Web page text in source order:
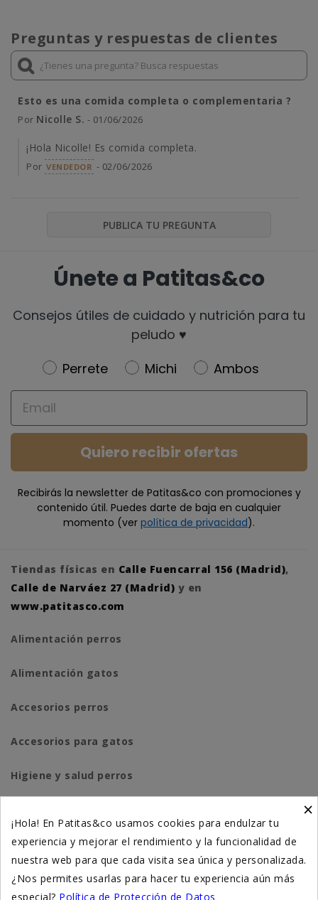
Preguntas y respuestas de clientes
Esto es una comida completa o complementaria ?
Por Nicolle S. - 01/06/2026
¡Hola Nicolle! Es comida completa.
Por VENDEDOR - 02/06/2026
PUBLICA TU PREGUNTA
Únete a Patitas&co
Consejos útiles de cuidado y nutrición para tu
peludo ♥️
Newsletter
Perrete Michi
Ambos
Email
Quiero recibir ofertas
Recibirás la newsletter de Patitas&co con promociones y
contenido útil. Puedes darte de baja en cualquier
momento (ver política de privacidad).
Tiendas físicas en Calle Fuencarral 156 (Madrid),
Calle de Narváez 27 (Madrid) y en
www.patitasco.com
Alimentación perros
Alimentación gatos
Accesorios perros
Accesorios para gatos
Higiene y salud perros
Suplementación natural
Otros
×
¡Hola! En Patitas&co usamos cookies para endulzar tu
experiencia y mejorar el rendimiento y la funcionalidad de
nuestra web para que cada visita sea única y personalizada.
¿Nos permites usarlas para hacer tu experiencia aún más
especial? Política de Protección de Datos